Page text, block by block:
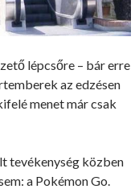
lépcsőre – bár erre
az edzésen
menet már csak
tevékenység közben
a Pokémon Go.